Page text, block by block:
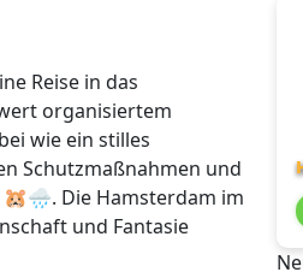
Reise in das
organisiertem
wie ein stilles
Schutzmaßnahmen und
🐹🌧️. Die Hamsterdam im
und Fantasie